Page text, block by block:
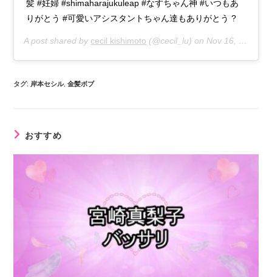
髪 #妊婦 #shimaharajukuleap #なすちゃん神 #いつもあ
りがとう #可愛いアシスタントちゃん達もありがとう ?
A post shared by cecil kishimoto (@cecil_lu) on Nov 16, 2018 at 4:15am PST
タグ: 岸本セシル, 金髪ボブ
おすすめ